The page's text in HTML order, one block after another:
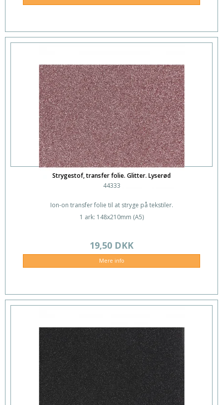
Strygestof, transfer folie. Glitter. Lyserød
44333
Ion-on transfer folie til at stryge på tekstiler.
1 ark: 148x210mm (A5)
19,50 DKK
Mere info